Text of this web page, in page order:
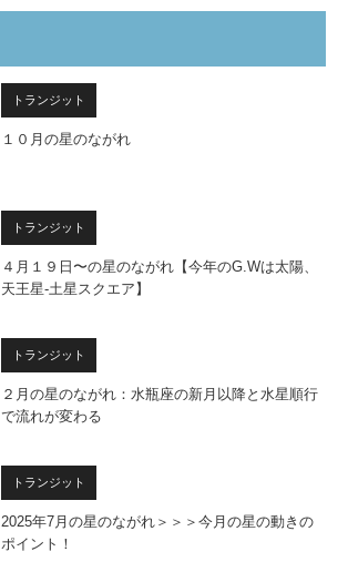
トランジット
１０月の星のながれ
トランジット
４月１９日〜の星のながれ【今年のG.Wは太陽、
天王星-土星スクエア】
トランジット
２月の星のながれ：水瓶座の新月以降と水星順行
で流れが変わる
トランジット
2025年7月の星のながれ＞＞＞今月の星の動きの
ポイント！